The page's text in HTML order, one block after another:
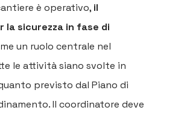
è operativo, il
la sicurezza in fase di
un ruolo centrale nel
le attività siano svolte in
previsto dal Piano di
Il coordinatore deve